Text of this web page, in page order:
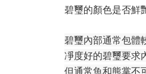
碧璽的顏色是否鮮
碧璽內部通常包體
凈度好的碧璽要求
但通常魚和熊掌不